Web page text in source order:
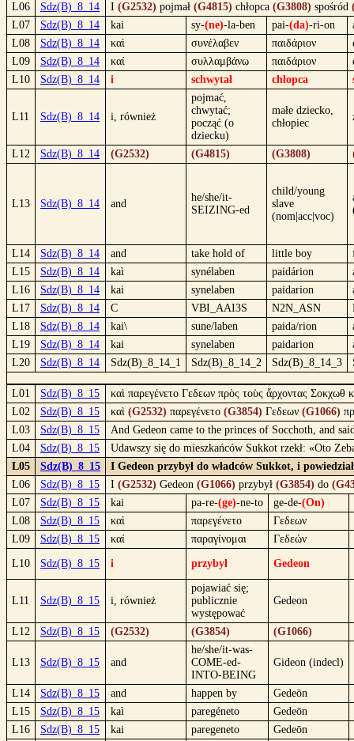
L06
Sdz(B)_8_14 I (G2532) pojmał (G4815) chłopca (G3808) spośród
L07
Sdz(B)_8_14 kai sy-(ne)-la-ben pai-(da)-ri-on
L08
Sdz(B)_8_14 καὶ συνέλαβεν παιδάριον
L09
Sdz(B)_8_14 καί συλλαμβάνω παιδάριον
L10
Sdz(B)_8_14 i schwytał chłopca
L11 Sdz(B)_8_14 i, również
pojmać,
chwytać;
począć (o
dziecku)
małe dziecko,
chłopiec
L12 Sdz(B)_8_14 (G2532) (G4815) (G3808)
L13 Sdz(B)_8_14 and
he/she/it-
SEIZING-ed
child/young
slave
(nom|acc|voc)
L14 Sdz(B)_8_14 and take hold of little boy
L15
Sdz(B)_8_14 kaì synélaben paidárion
L16
Sdz(B)_8_14 kai synelaben paidarion
L17
Sdz(B)_8_14 C VBI_AAI3S N2N_ASN
L18
Sdz(B)_8_14 kai\ sune/laben paida/rion
L19
Sdz(B)_8_14 kai synelaben paidarion
L20
Sdz(B)_8_14 Sdz(B)_8_14_1 Sdz(B)_8_14_2 Sdz(B)_8_14_3
L01 Sdz(B)_8_15
καὶ παρεγένετο Γεδεων πρὸς τοὺς ἄρχοντας Σοκχωθ
L02
Sdz(B)_8_15 καὶ (G2532) παρεγένετο (G3854) Γεδεων (G1066)
L03
Sdz(B)_8_15
And Gedeon came to the princes of Socchoth, and
L04
Sdz(B)_8_15
Udawszy się do mieszkańców Sukkot rzekł: «Oto
L05
Sdz(B)_8_15
I Gedeon przybył do władców Sukkot, i
L06
Sdz(B)_8_15 I (G2532) Gedeon (G1066) przybył (G3854) do
L07
Sdz(B)_8_15 kai pa-re-(ge)-ne-to ge-de-(On)
L08
Sdz(B)_8_15 καὶ παρεγένετο
Γεδεων
L09
Sdz(B)_8_15 καί παραγίνομαι Γεδεών
L10 Sdz(B)_8_15 i przybył Gedeon
L11 Sdz(B)_8_15 i, również
pojawiać się;
publicznie
występować
Gedeon
L12 Sdz(B)_8_15 (G2532) (G3854) (G1066)
L13 Sdz(B)_8_15 and
he/she/it-was-
COME-ed-
INTO-BEING
Gideon (indecl)
L14 Sdz(B)_8_15 and happen by
Gedeōn
L15
Sdz(B)_8_15 kaì paregéneto
Gedeōn
L16
Sdz(B)_8_15 kai paregeneto
Gedeōn